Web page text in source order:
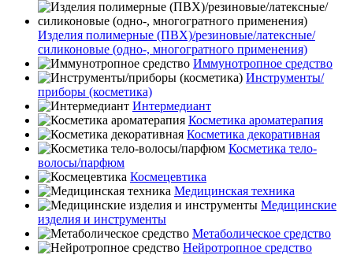
Изделия полимерные (ПВХ)/резиновые/латексные/
силиконовые (одно-, многогратного применения)
Иммунотропное средство
Инструменты/
приборы (косметика)
Интермедиант
Косметика ароматерапия
Косметика декоративная
Косметика тело-
волосы/парфюм
Космецевтика
Медицинская техника
Медицинские
изделия и инструменты
Метаболическое средство
Нейротропное средство